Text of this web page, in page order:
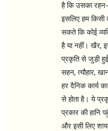
है कि उसका
इसलिए हम किसी
सकते कि कोई
है या नहीं। खैर,
प्रकृति से जुड़ी
सहन, त्यौहार,
हर दैनिक कार्य
से होता है। ये
प्रकार की हानि
और इसी लिए